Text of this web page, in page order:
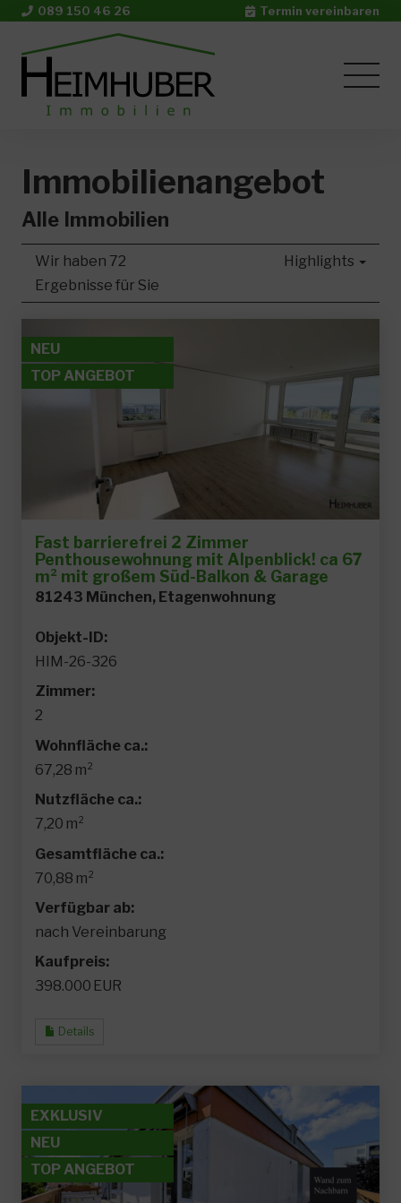
089 150 46 26 Termin vereinbaren
Immobilien­angebot
Alle Immobilien
Wir haben 72
Ergebnisse für Sie
Highlights
NEU
TOP ANGEBOT
Fast barrierefrei 2 Zimmer
Penthousewohnung mit Alpenblick! ca 67
m² mit großem Süd-Balkon & Garage
81243 München, Etagenwohnung
Objekt-ID:
HIM-26-326
Zimmer:
2
Wohnfläche ca.:
67,28 m²
Nutzfläche ca.:
7,20 m²
Gesamtfläche ca.:
70,88 m²
Verfügbar ab:
nach Vereinbarung
Kaufpreis:
398.000 EUR
Details
EXKLUSIV
NEU
TOP ANGEBOT